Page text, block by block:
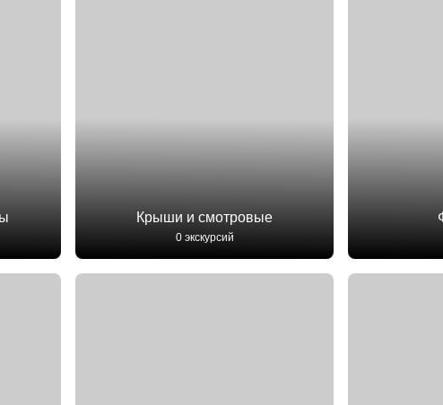
Крыши и смотровые
0 экскурсий